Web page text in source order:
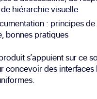
hiérarchie visuelle
: principes
bonnes pratiques
s’appuient sur ce
concevoir des interfaces